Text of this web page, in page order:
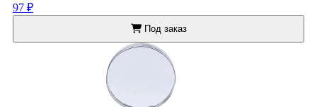
97 ₽
Под заказ